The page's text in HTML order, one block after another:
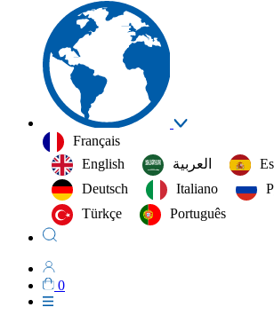
Français
English
العربية‏
Deutsch
Italiano
Türkçe
Português
0